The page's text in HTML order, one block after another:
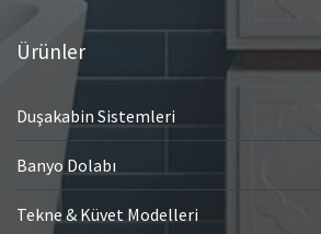
Ürünler
Duşakabin Sistemleri
Banyo Dolabı
Tekne & Küvet Modelleri